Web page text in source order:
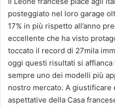
posteggiato nel loro garage
17% in più rispetto all’anno
eccellente che ha visto
toccato il record di 27mila
oggi questi risultati si
sempre uno dei modelli più
nostro mercato. A giustificare
aspettative della Casa